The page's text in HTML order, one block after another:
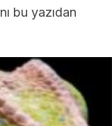
bu yazıdan